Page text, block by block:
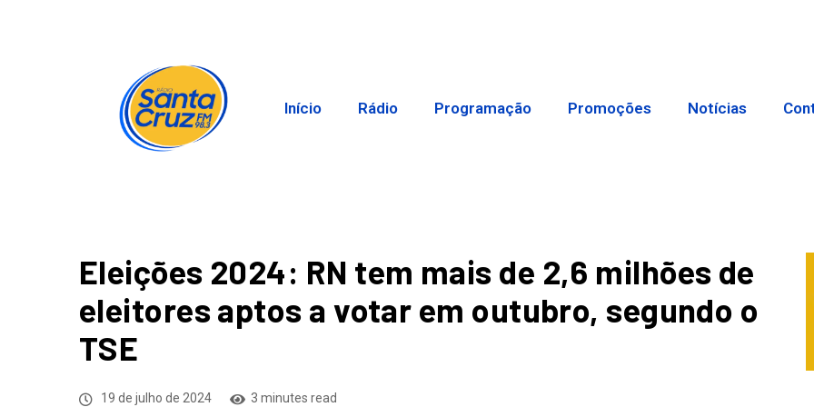
Início Rádio Programação Promoções Notícias
Eleições 2024: RN tem mais de 2,6 milhões de
eleitores aptos a votar em outubro, segundo o
TSE
19 de julho de 2024 3 minutes read